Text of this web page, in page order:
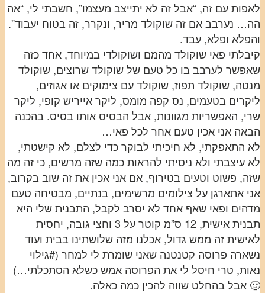
לאפות עם זה, “אבל זה לא יתייצב מעצמו”, חשבתי לי, “אה
הה… נערבב אם זה שוקולד מריר, ונקרר, זה בטוח יעבוד”.
והפלא ופלא, עבד.
קיבלתי פאי שוקולד מהמם ושוקולדי במיוחד, אחד כזה
שאפשר לערבב בו כל טעם של שוקולד שרוצים, שוקולד
מנטה, שוקולד תפוז, שוקולד עם צימוקים או אגוזים,
ליקרים בטעמים, נס קפה מומס, ליקר אייריש קופי, ליקר
שרי, האפשריות מגוונות, אבל הבסיס אותו בסיס. בהכנה
הבאה אני אכין טעם אחר לכל פאי…
לא התאפקתי, לא חיכיתי לבוקר כדי לצלם, לא קישטתי,
לא עיצבתי ולא ניסיתי להראות כמה שזה מרשים, כי זה מה
שזה, פשוט וטעים בטירוף, אם אני אכין את זה שוב בקרוב,
אני אתארגן על צילומים מרשימים, בנתיים, מבטיחה טעם
מדהים ופאי שאף אחד לא יסרב לקבל, התבנית שלי היא
תבנית אישית, 12 ס”מ קוטר על 3 וחצי גובה, יחסית
לאישית זה ממש גדול, אכלנו מזה שלושתינו בבית ועוד
נשארה פרוסה קטנטנה שאני שומרת לי למחר (#גילוי
נאות, טרי חיסל לי את הפרוסה אמש כשלא הסתכלתי…)
🙂 אבל בהחלט שווה להכין כמה כאלה.